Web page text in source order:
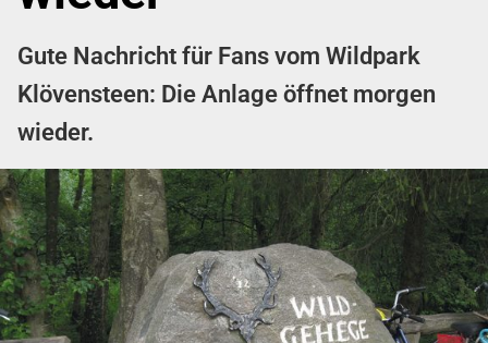
Gute Nachricht für Fans vom Wildpark
Klövensteen: Die Anlage öffnet morgen
wieder.